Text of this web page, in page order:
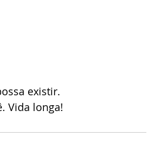
existir.
Vida longa!